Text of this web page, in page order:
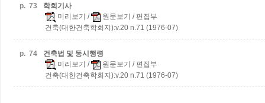
p. 73
학회기사
미리보기 / 원문보기 / 편집부
건축(대한건축학회지):v.20 n.71 (1976-07)
p. 74
건축법 및 동시행령
미리보기 / 원문보기 / 편집부
건축(대한건축학회지):v.20 n.71 (1976-07)